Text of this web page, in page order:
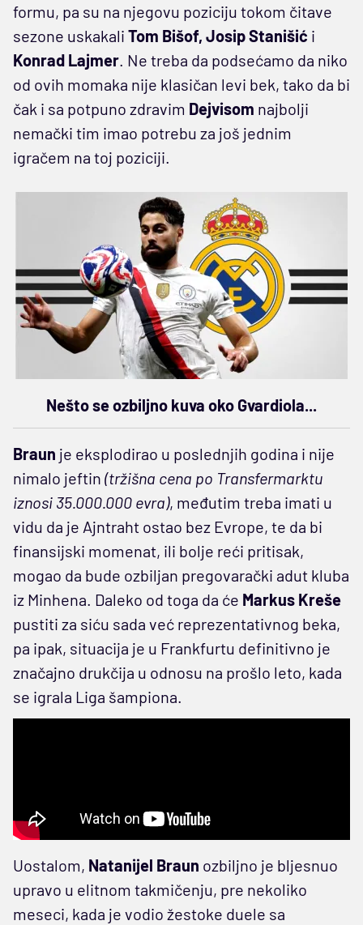
formu, pa su na njegovu poziciju tokom čitave
sezone uskakali Tom Bišof, Josip Stanišić i
Konrad Lajmer. Ne treba da podsećamo da niko
od ovih momaka nije klasičan levi bek, tako da bi
čak i sa potpuno zdravim Dejvisom najbolji
nemački tim imao potrebu za još jednim
igračem na toj poziciji.
Nešto se ozbiljno kuva oko Gvardiola...
Braun je eksplodirao u poslednjih godina i nije
nimalo jeftin (tržišna cena po Transfermarktu
iznosi 35.000.000 evra), međutim treba imati u
vidu da je Ajntraht ostao bez Evrope, te da bi
finansijski momenat, ili bolje reći pritisak,
mogao da bude ozbiljan pregovarački adut kluba
iz Minhena. Daleko od toga da će Markus Kreše
pustiti za siću sada već reprezentativnog beka,
pa ipak, situacija je u Frankfurtu definitivno je
značajno drukčija u odnosu na prošlo leto, kada
se igrala Liga šampiona.
Uostalom, Natanijel Braun ozbiljno je bljesnuo
upravo u elitnom takmičenju, pre nekoliko
meseci, kada je vodio žestoke duele sa